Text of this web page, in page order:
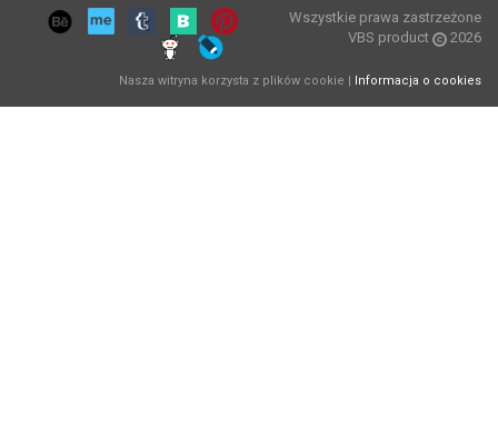
Wszystkie prawa zastrzeżone
VBS product
2026
Nasza witryna korzysta z plików cookie | Informacja o cookies